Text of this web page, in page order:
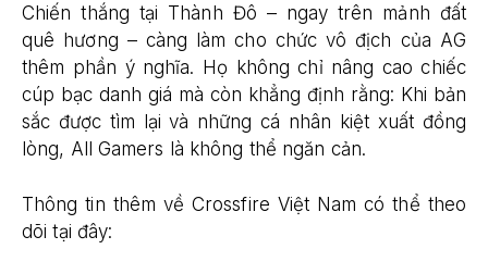
Chiến thắng tại Thành Đô – ngay trên mảnh đất
quê hương – càng làm cho chức vô địch của AG
thêm phần ý nghĩa. Họ không chỉ nâng cao chiếc
cúp bạc danh giá mà còn khẳng định rằng: Khi bản
sắc được tìm lại và những cá nhân kiệt xuất đồng
lòng, All Gamers là không thể ngăn cản.
Thông tin thêm về Crossfire Việt Nam có thể theo
dõi tại đây: